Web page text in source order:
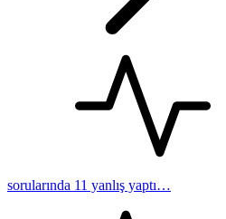
sorularında 11 yanlış yaptı…